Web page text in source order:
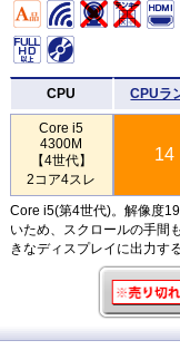
CPU CPUラ
Core i5
4300M
【4世代】
2コア4スレ
14
Core i5(第4世代)。解像度
いため、スクロールの手間
きなディスプレイに出力す